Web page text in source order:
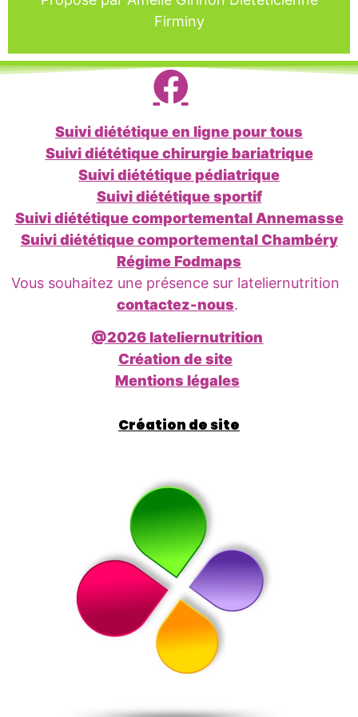
Firminy
Je file acheter
Suivi diététique en ligne pour tous
Suivi diététique chirurgie bariatrique
Suivi diététique pédiatrique
Suivi diététique sportif
Suivi diététique comportemental Annemasse
Suivi diététique comportemental Chambéry
Régime Fodmaps
Vous souhaitez une présence sur lateliernutrition
contactez-nous.
@2026 lateliernutrition
Création de site
Mentions légales
Création de site